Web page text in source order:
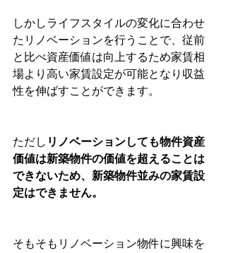
しかしライフスタイルの変化に合わせ
たリノベーションを行うことで、従前
と比べ資産価値は向上するため家賃相
場より高い家賃設定が可能となり収益
性を伸ばすことができます。
ただし リノベーションしても物件資産
価値は新築物件の価値を超えることは
できないため、新築物件並みの家賃設
定はできません。
そもそもリノベーション物件に興味を